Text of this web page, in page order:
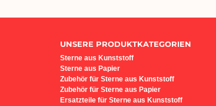
UNSERE PRODUKTKATEGORIEN
Sterne aus Kunststoff
Sterne aus Papier
Zubehör für Sterne aus Kunststoff
Zubehör für Sterne aus Papier
Ersatzteile für Sterne aus Kunststoff